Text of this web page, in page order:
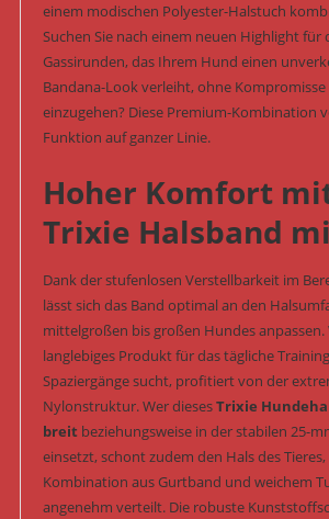
einem modischen Polyester-Halstuch
Suchen Sie nach einem neuen Highlight für
Gassirunden, das Ihrem Hund einen
Bandana-Look verleiht, ohne
einzugehen? Diese Premium-Kombination
Funktion auf ganzer Linie.
Hoher Komfort
Trixie Halsband
Dank der stufenlosen Verstellbarkeit im
lässt sich das Band optimal an den
mittelgroßen bis großen Hundes anpassen.
langlebiges Produkt für das tägliche
Spaziergänge sucht, profitiert von der
Nylonstruktur. Wer diesesTrixie
breitbeziehungsweise in der stabilen 25-
einsetzt, schont zudem den Hals des
Kombination aus Gurtband und weichem
angenehm verteilt. Die robuste